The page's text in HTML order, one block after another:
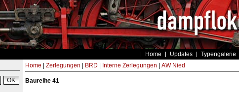
Home Updates Typengalerie
Home Zerlegungen BRD Interne Zerlegungen AW Nied
Baureihe 41